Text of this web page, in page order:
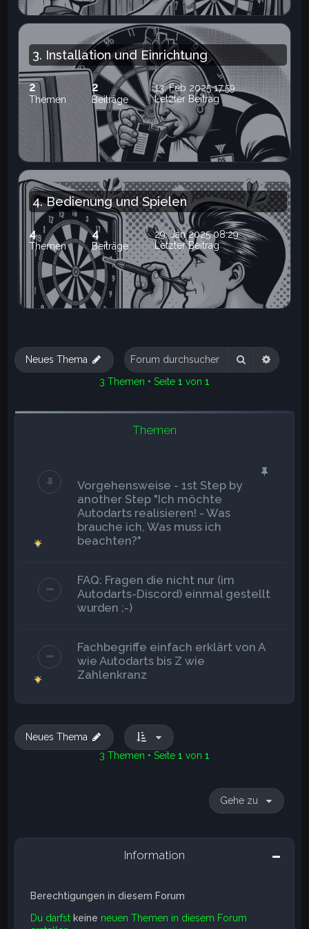
3. Installation und Einrichtung
2
Themen
2
Beiträge
13. Feb 2025 17:59
Letzter Beitrag
4. Bedienung und Spielen
4
Themen
4
Beiträge
29. Jan 2025 08:29
Letzter Beitrag
Neues Thema Suche
3 Themen • Seite 1 von 1
Themen
Vorgehensweise - 1st Step by
another Step "Ich möchte
Autodarts realisieren! - Was
brauche ich, Was muss ich
beachten?"
FAQ: Fragen die nicht nur (im
Autodarts-Discord) einmal gestellt
wurden :-)
Fachbegriffe einfach erklärt von A
wie Autodarts bis Z wie
Zahlenkranz
Neues Thema
3 Themen • Seite 1 von 1
Gehe zu
Information
Berechtigungen in diesem Forum
Du darfstkeine neuen Themen in diesem Forum